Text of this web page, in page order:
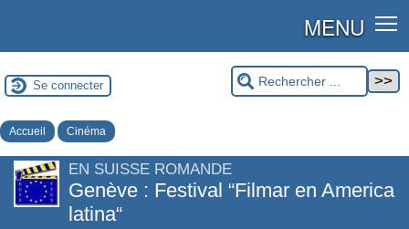
MENU
Se connecter
Accueil Cinéma
EN SUISSE ROMANDE
Genève : Festival “Filmar en America
latina“